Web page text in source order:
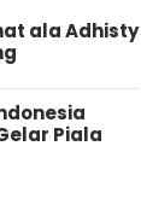
ala Adhisty
Piala